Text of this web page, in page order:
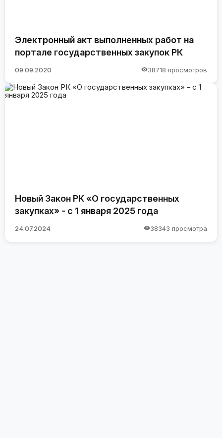
Электронный акт выполненных работ на
портале государственных закупок РК
09.09.2020 38718 просмотров
Новый Закон РК «О государственных
закупках» - с 1 января 2025 года
24.07.2024 38343 просмотра